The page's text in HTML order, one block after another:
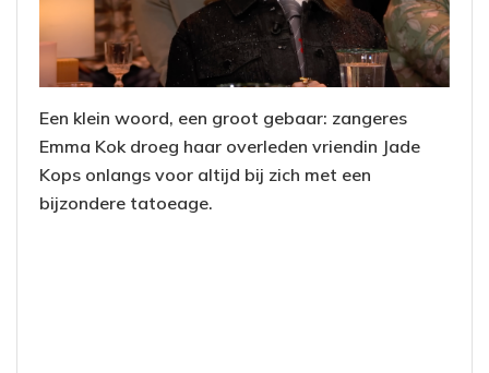
Een klein woord, een groot gebaar: zangeres
Emma Kok droeg haar overleden vriendin Jade
Kops onlangs voor altijd bij zich met een
bijzondere tatoeage.